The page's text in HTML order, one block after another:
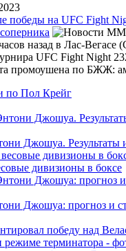
победы на UFC Fight
назад в Лас-
UFC Fight Night
промоушена по БЖЖ:
по Пол Крейг
Джошуа. Результаты
дивизионы в боксе
Джошуа: прогноз и